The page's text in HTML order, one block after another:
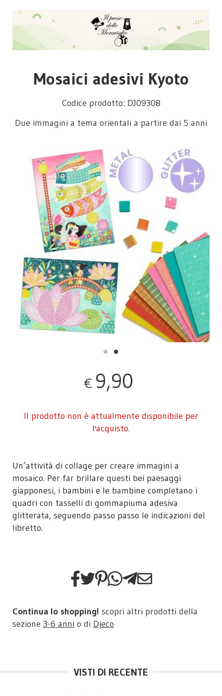
Mosaici adesivi Kyoto
Codice prodotto: DJ09308
Due immagini a tema orientali a partire dai 5 anni
€ 9,90
Il prodotto non è attualmente disponibile per
l'acquisto.
Un’attività di collage per creare immagini a
mosaico. Per far brillare questi bei paesaggi
giapponesi, i bambini e le bambine completano i
quadri con tasselli di gommapiuma adesiva
glitterata, seguendo passo passo le indicazioni del
libretto.
Continua lo shopping! scopri altri prodotti della
sezione 3-6 anni o di Djeco
VISTI DI RECENTE